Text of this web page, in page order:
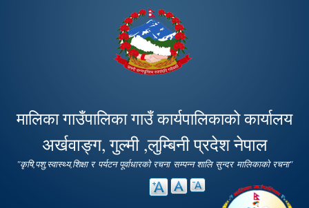
main
content
मालिका गाउँपालिका गाउँ कार्यपालिकाको कार्यालय
अर्खवाङ्ग, गुल्मी ,लुम्बिनी प्रदेश नेपाल
"कृषि,पशु,स्वास्थ्य,शिक्षा र पर्यटन पूर्वाधारको रचना सम्पन्न शालि सुन्दर मालिकाको रचना"